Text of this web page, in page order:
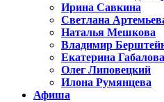
Ирина Савкина
Светлана
Наталья Мешкова
Владимир
Екатерина Габалова
Олег Липовецкий
Илона Румянцева
Афиша